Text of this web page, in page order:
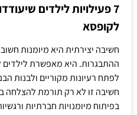
7 פעילויות לילדים
לקופסא
חשיבה יצירתית היא מיומנות
ההתבגרות. היא מאפשרת לילדים
לפתח רעיונות מקוריים ולבנות
חשיבה זו לא רק תורמת להצלחה
בפיתוח מיומנויות חברתיות